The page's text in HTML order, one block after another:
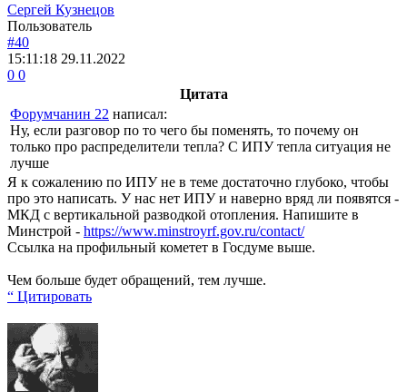
Сергей Кузнецов
Пользователь
#40
15:11:18 29.11.2022
0 0
Цитата
Форумчанин 22 написал:
Ну, если разговор по то чего бы поменять, то почему он
только про распределители тепла? С ИПУ тепла ситуация не
лучше
Я к сожалению по ИПУ не в теме достаточно глубоко, чтобы
про это написать. У нас нет ИПУ и наверно вряд ли появятся -
МКД с вертикальной разводкой отопления. Напишите в
Минстрой - https://www.minstroyrf.gov.ru/contact/
Ссылка на профильный кометет в Госдуме выше.
Чем больше будет обращений, тем лучше.
“ Цитировать